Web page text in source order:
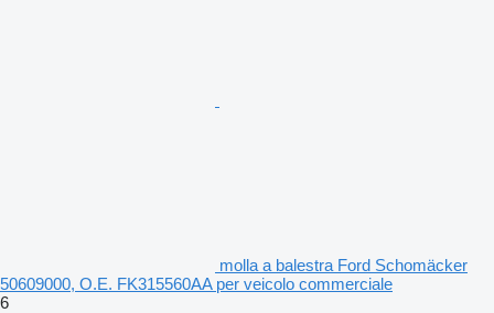
molla a balestra Ford Schomäcker
50609000, O.E. FK315560AA per veicolo commerciale
6